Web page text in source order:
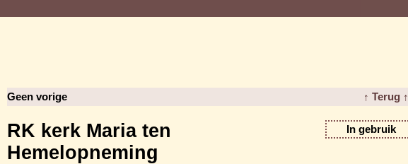
Geen vorige ↑ Terug ↑
RK kerk Maria ten
Hemelopneming
In gebruik